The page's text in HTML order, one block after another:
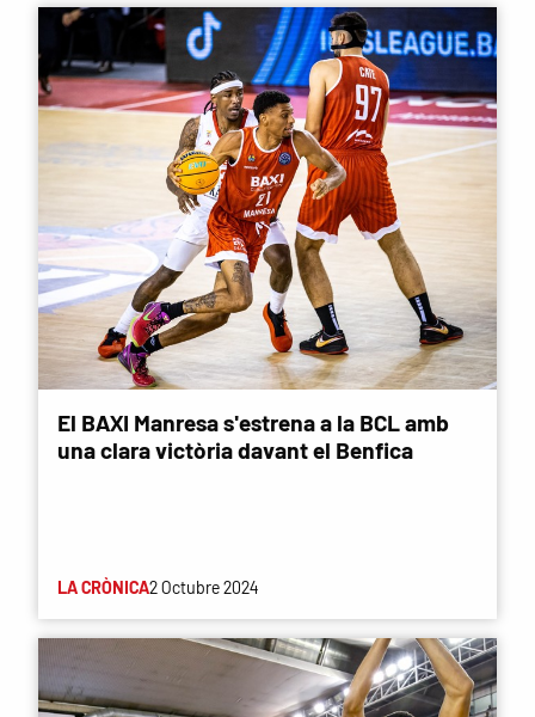
El BAXI Manresa s'estrena a la BCL amb
una clara victòria davant el Benfica
LA CRÒNICA2 Octubre 2024